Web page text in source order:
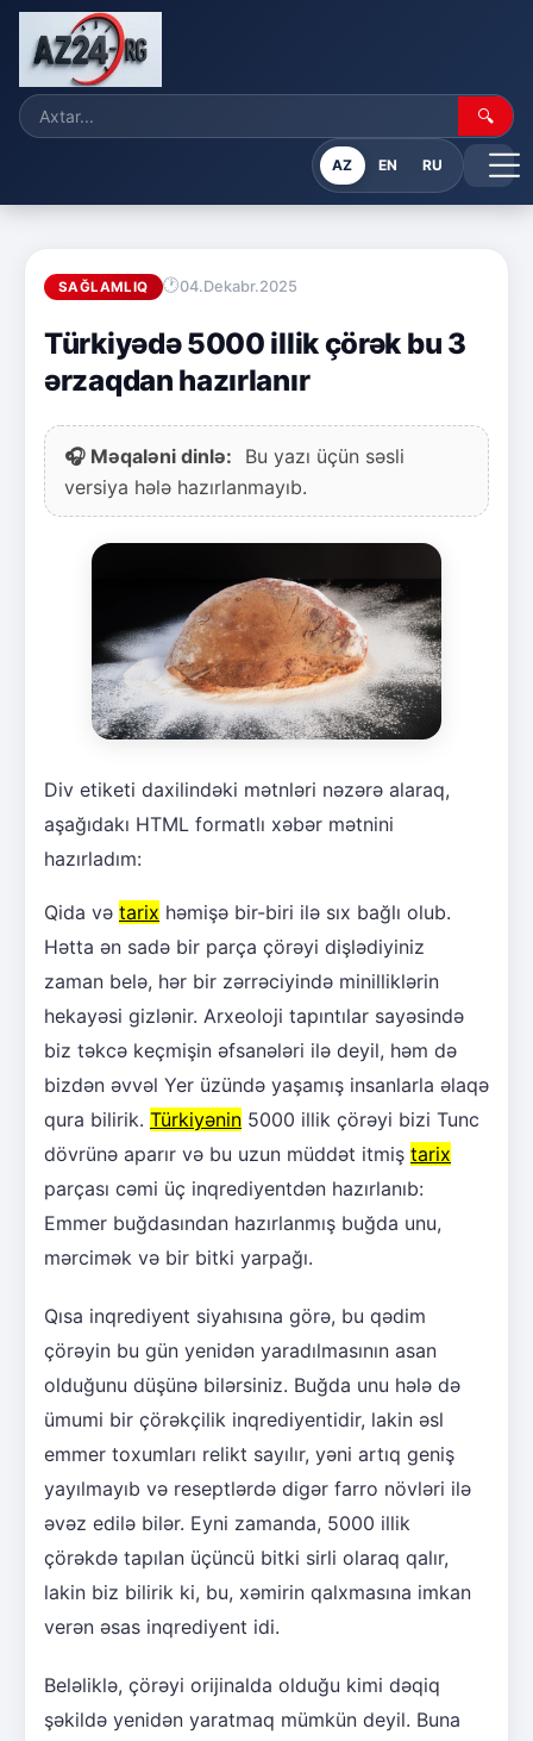
🔍
AZ EN RU
SAĞLAMLIQ 04.Dekabr.2025
Türkiyədə 5000 illik çörək bu 3
ərzaqdan hazırlanır
🎧 Məqaləni dinlə:
Bu yazı üçün səsli
versiya hələ hazırlanmayıb.
Div etiketi daxilindəki mətnləri nəzərə alaraq,
aşağıdakı HTML formatlı xəbər mətnini
hazırladım:
Qida və tarix həmişə bir-biri ilə sıx bağlı olub.
Hətta ən sadə bir parça çörəyi dişlədiyiniz
zaman belə, hər bir zərrəciyində minilliklərin
hekayəsi gizlənir. Arxeoloji tapıntılar sayəsində
biz təkcə keçmişin əfsanələri ilə deyil, həm də
bizdən əvvəl Yer üzündə yaşamış insanlarla əlaqə
qura bilirik. Türkiyənin 5000 illik çörəyi bizi Tunc
dövrünə aparır və bu uzun müddət itmiş tarix
parçası cəmi üç inqrediyentdən hazırlanıb:
Emmer buğdasından hazırlanmış buğda unu,
mərcimək və bir bitki yarpağı.
Qısa inqrediyent siyahısına görə, bu qədim
çörəyin bu gün yenidən yaradılmasının asan
olduğunu düşünə bilərsiniz. Buğda unu hələ də
ümumi bir çörəkçilik inqrediyentidir, lakin əsl
emmer toxumları relikt sayılır, yəni artıq geniş
yayılmayıb və reseptlərdə digər farro növləri ilə
əvəz edilə bilər. Eyni zamanda, 5000 illik
çörəkdə tapılan üçüncü bitki sirli olaraq qalır,
lakin biz bilirik ki, bu, xəmirin qalxmasına imkan
verən əsas inqrediyent idi.
Beləliklə, çörəyi orijinalda olduğu kimi dəqiq
şəkildə yenidən yaratmaq mümkün deyil. Buna